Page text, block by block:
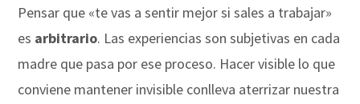
Pensar que «te vas a sentir mejor si sales a trabajar»
es arbitrario. Las experiencias son subjetivas en cada
madre que pasa por ese proceso. Hacer visible lo que
conviene mantener invisible conlleva aterrizar nuestra